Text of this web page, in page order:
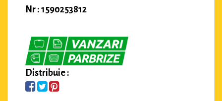
Nr : 1590253812
Distribuie :